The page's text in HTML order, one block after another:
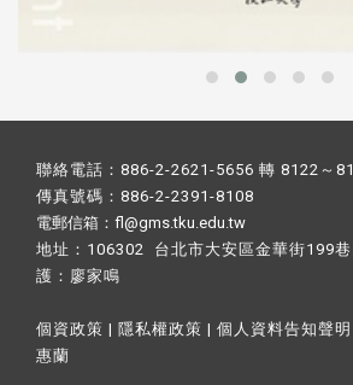
聯絡電話：886-2-2621-5656 轉 8122～
傳真號碼：886-2-2391-8108
電郵信箱：fl@gms.tku.edu.tw
地址：106302 台北市大安區金華街199
護： 廖家鳴​
個資政策 | 隱私權政策 | 個人資料告知聲明
惠蘭